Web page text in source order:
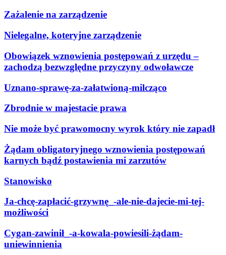
Zażalenie na zarządzenie
Nielegalne, koteryjne zarządzenie
Obowiązek wznowienia postępowań z urzędu –
zachodzą bezwzględne przyczyny odwoławcze
Uznano-sprawę-za-załatwioną-milcząco
Zbrodnie w majestacie prawa
Nie może być prawomocny wyrok który nie zapadł
Żądam obligatoryjnego wznowienia postępowań
karnych bądź postawienia mi zarzutów
Stanowisko
Ja-chcę-zapłacić-grzywnę_-ale-nie-dajecie-mi-tej-
możliwości
Cygan-zawinił_-a-kowala-powiesili-żądam-
uniewinnienia